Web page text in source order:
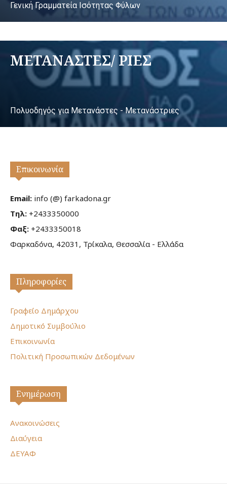
Γενική Γραμματεία Ισότητας Φύλων
ΜΕΤΑΝΑΣΤΕΣ/ ΡΙΕΣ
Πολυοδηγός για Μετανάστες - Μετανάστριες
Επικοινωνία
Email: info (@) farkadona.gr
Τηλ: +2433350000
Φαξ: +2433350018
Φαρκαδόνα, 42031, Τρίκαλα, Θεσσαλία - Ελλάδα
Πληροφορίες
Γραφείο Δημάρχου
Δημοτικό Συμβούλιο
Επικοινωνία
Πολιτική Προσωπικών Δεδομένων
Ενημέρωση
Ανακοινώσεις
Διαύγεια
ΔΕΥΑΦ